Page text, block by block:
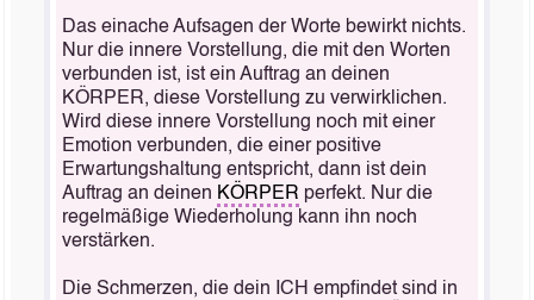
Das einache Aufsagen der Worte bewirkt nichts.
Nur die innere Vorstellung, die mit den Worten
verbunden ist, ist ein Auftrag an deinen
KÖRPER, diese Vorstellung zu verwirklichen.
Wird diese innere Vorstellung noch mit einer
Emotion verbunden, die einer positive
Erwartungshaltung entspricht, dann ist dein
Auftrag an deinen KÖRPER perfekt. Nur die
regelmäßige Wiederholung kann ihn noch
verstärken.
Die Schmerzen, die dein ICH empfindet sind in